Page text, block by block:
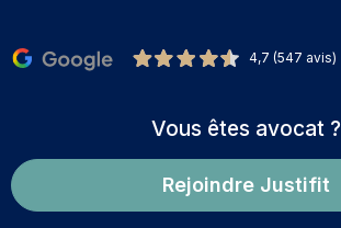
4,7 (547 avis)
Vous êtes avocat ?
Rejoindre Justifit